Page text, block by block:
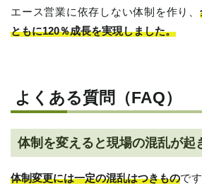
エース営業に依存しない体制を作り、
ともに120％成長を実現しました。
よくある質問（FAQ）
体制を変えると現場の混乱が起
体制変更には一定の混乱はつきもので